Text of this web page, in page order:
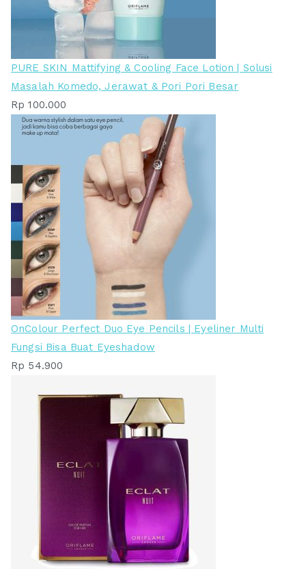
PURE SKIN Mattifying & Cooling Face Lotion | Solusi
Masalah Komedo, Jerawat & Pori Pori Besar
Rp 100.000
OnColour Perfect Duo Eye Pencils | Eyeliner Multi
Fungsi Bisa Buat Eyeshadow
Rp 54.900